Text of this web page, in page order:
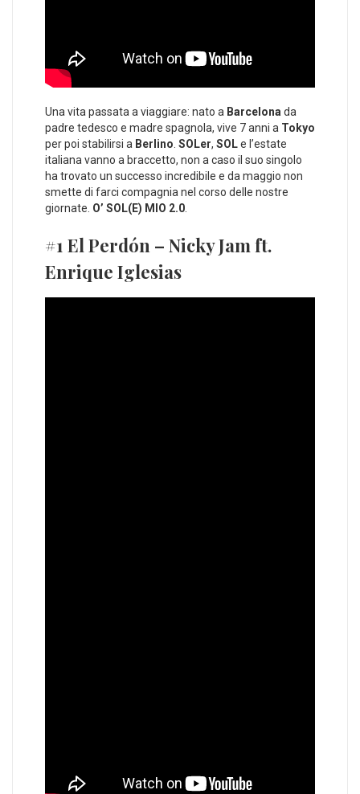
Una vita passata a viaggiare: nato a Barcelona da
padre tedesco e madre spagnola, vive 7 anni a Tokyo
per poi stabilirsi a Berlino SOLer, SOLe l’estate
italiana vanno a braccetto, non a caso il suo singolo
ha trovato un successo incredibile e da maggio non
smette di farci compagnia nel corso delle nostre
giornate. O’ SOL(E) MIO 2.0
#1 El Perdón – Nicky Jam ft.
Enrique Iglesias